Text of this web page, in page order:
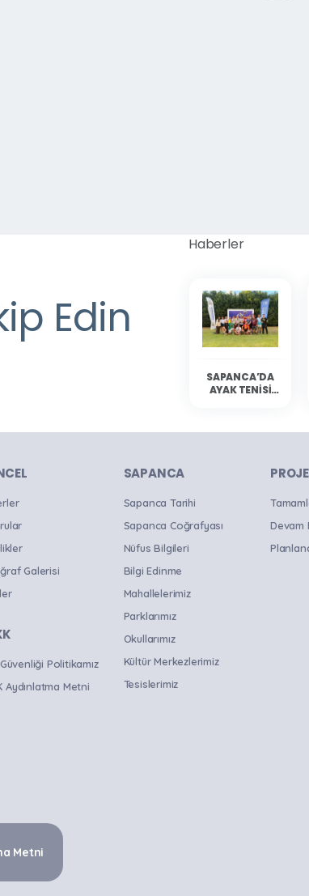
Edin
Haberler
SAPANCA’DA
AYAK TENISI
Galerisi
Politikamız
Aydınlatma Metni
SAPANCA
Sapanca Tarihi
Sapanca Coğrafyası
Nüfus Bilgileri
Bilgi Edinme
Mahallelerimiz
Parklarımız
Okullarımız
Kültür Merkezlerimiz
Tesislerimiz
Devam
Metni